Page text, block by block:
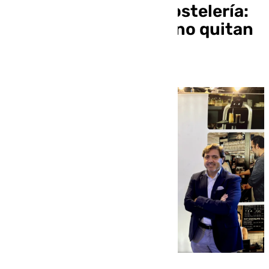
digitalización para hostelería:
«Los robots ayudan, no quitan